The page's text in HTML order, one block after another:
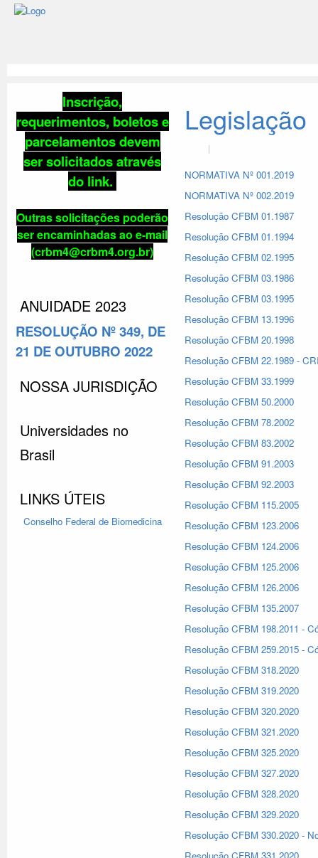
Inscrição,
requerimentos, boletos e
parcelamentosdevem
ser solicitados através
do link.
Outras solicitações poderão
ser encaminhadas ao e-mail
(crbm4@crbm4.org.br)
ANUIDADE 2023
RESOLUÇÃO Nº 349, DE
21 DE OUTUBRO 2022
NOSSA JURISDIÇÃO
Universidades no
Brasil
LINKS ÚTEIS
Conselho Federal de Biomedicina
Legislação
NORMATIVA Nº 001.2019
NORMATIVA Nº 002.2019
Resolução CFBM 01.1987
Resolução CFBM 01.1994
Resolução CFBM 02.1995
Resolução CFBM 03.1986
Resolução CFBM 03.1995
Resolução CFBM 13.1996
Resolução CFBM 20.1998
Resolução CFBM 22.1989 -
Resolução CFBM 33.1999
Resolução CFBM 50.2000
Resolução CFBM 78.2002
Resolução CFBM 83.2002
Resolução CFBM 91.2003
Resolução CFBM 92.2003
Resolução CFBM 115.2005
Resolução CFBM 123.2006
Resolução CFBM 124.2006
Resolução CFBM 125.2006
Resolução CFBM 126.2006
Resolução CFBM 135.2007
Resolução CFBM 198.2011 -
Resolução CFBM 259.2015 -
Resolução CFBM 318.2020
Resolução CFBM 319.2020
Resolução CFBM 320.2020
Resolução CFBM 321.2020
Resolução CFBM 325.2020
Resolução CFBM 327.2020
Resolução CFBM 328.2020
Resolução CFBM 329.2020
Resolução CFBM 330.2020 -